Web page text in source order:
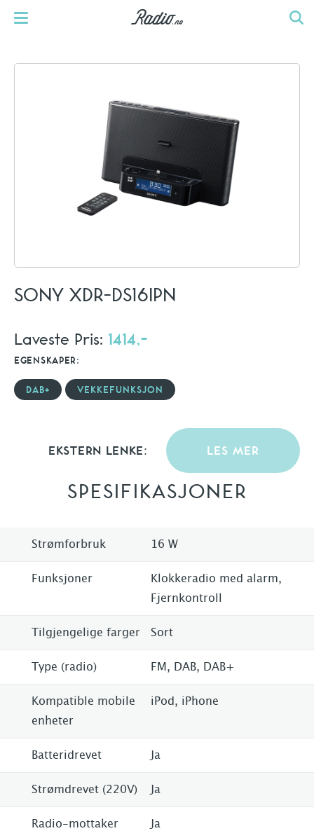
SONY XDR-DS16IPN
Laveste Pris: 1414,-
EGENSKAPER:
DAB+ VEKKEFUNKSJON
EKSTERN LENKE: LES MER
SPESIFIKASJONER
Strømforbruk 16 W
Funksjoner
Klokkeradio med alarm,
Fjernkontroll
Tilgjengelige farger Sort
Type (radio) FM, DAB, DAB+
Kompatible mobile
enheter
iPod, iPhone
Batteridrevet Ja
Strømdrevet (220V) Ja
Radio-mottaker Ja